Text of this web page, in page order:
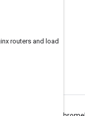
routers and load